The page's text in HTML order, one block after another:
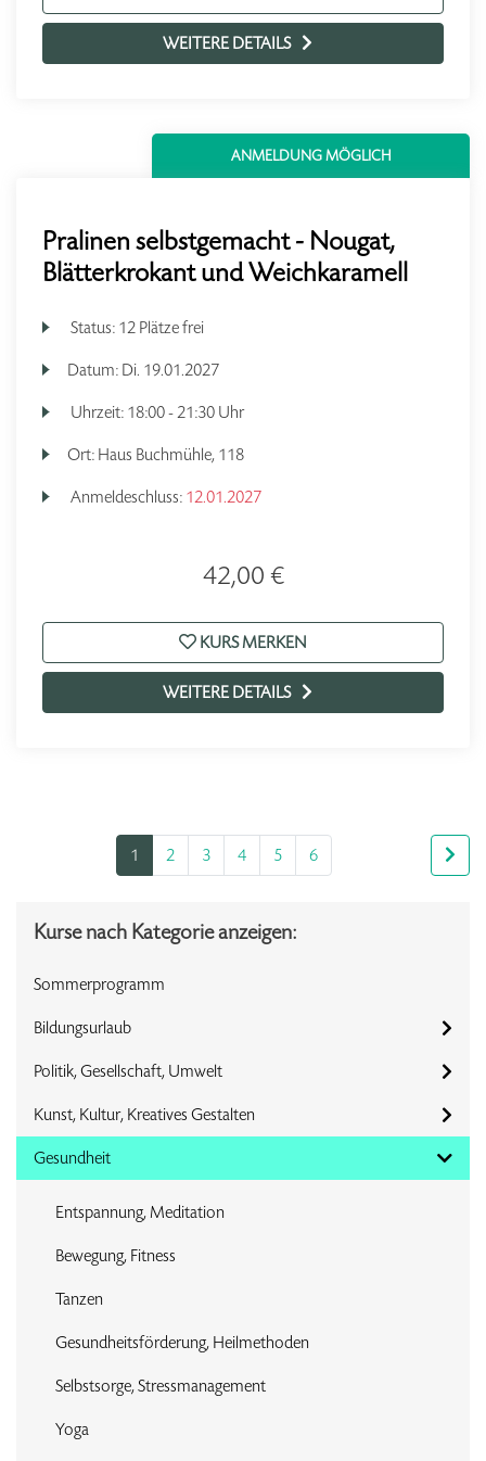
WEITERE DETAILS
ANMELDUNG MÖGLICH
Pralinen selbstgemacht - Nougat,
Blätterkrokant und Weichkaramell
Status: 12 Plätze frei
Datum: Di. 19.01.2027
Uhrzeit: 18:00 - 21:30 Uhr
Ort: Haus Buchmühle, 118
Anmeldeschluss: 12.01.2027
42,00 €
KURS MERKEN
WEITERE DETAILS
1 2 3 4 5 6
Kurse nach Kategorie anzeigen:
Sommerprogramm
Bildungsurlaub
Politik, Gesellschaft, Umwelt
Kunst, Kultur, Kreatives Gestalten
Gesundheit
Entspannung, Meditation
Bewegung, Fitness
Tanzen
Gesundheitsförderung, Heilmethoden
Selbstsorge, Stressmanagement
Yoga